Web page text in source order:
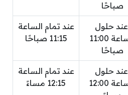
صباحًا
عند حلول
الساعة 11:00
صباحًا
عند تمام الساعة
11:15 صباحًا
عند حلول
الساعة 12:00
عند تمام الساعة
12:15 مساءً